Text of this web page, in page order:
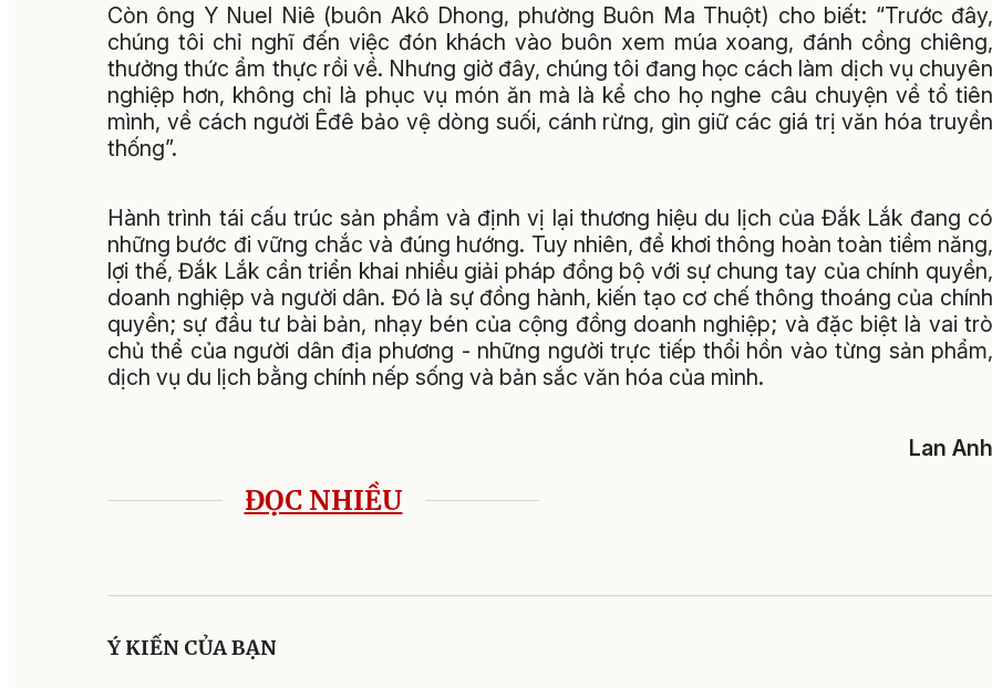
Còn ông Y Nuel Niê (buôn Akô Dhong, phường Buôn Ma Thuột) cho biết: “Trước đây,
chúng tôi chỉ nghĩ đến việc đón khách vào buôn xem múa xoang, đánh cồng chiêng,
thưởng thức ẩm thực rồi về. Nhưng giờ đây, chúng tôi đang học cách làm dịch vụ chuyên
nghiệp hơn, không chỉ là phục vụ món ăn mà là kể cho họ nghe câu chuyện về tổ tiên
mình, về cách người Êđê bảo vệ dòng suối, cánh rừng, gìn giữ các giá trị văn hóa truyền
thống”.
Hành trình tái cấu trúc sản phẩm và định vị lại thương hiệu du lịch của Đắk Lắk đang có
những bước đi vững chắc và đúng hướng. Tuy nhiên, để khơi thông hoàn toàn tiềm năng,
lợi thế, Đắk Lắk cần triển khai nhiều giải pháp đồng bộ với sự chung tay của chính quyền,
doanh nghiệp và người dân. Đó là sự đồng hành, kiến tạo cơ chế thông thoáng của chính
quyền; sự đầu tư bài bản, nhạy bén của cộng đồng doanh nghiệp; và đặc biệt là vai trò
chủ thể của người dân địa phương - những người trực tiếp thổi hồn vào từng sản phẩm,
dịch vụ du lịch bằng chính nếp sống và bản sắc văn hóa của mình.
Lan Anh
ĐỌC NHIỀU
Ý KIẾN CỦA BẠN